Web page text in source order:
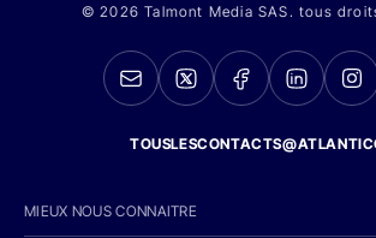
© 2026 Talmont Media SAS. tous
MIEUX NOUS CONNAITRE